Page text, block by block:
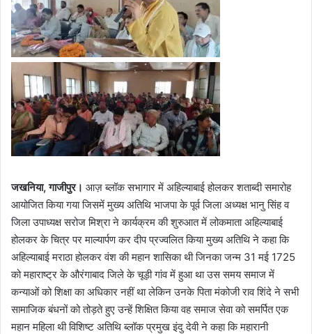
जखनिया, गाजीपुर। आज़ ब्लॉक सभागार में अहिल्याबाई होलकर शताब्दी समारोह
आयोजित किया गया जिसमें मुख्य अतिथि भाजपा के पूर्व जिला अध्यक्ष भानु सिंह व
जिला उपाध्यक्ष सरोज मिश्रा ने कार्यक्रम की शुरुआत में लोकमाता अहिल्याबाई
होलकर के चित्र पर माल्यार्पण कर दीप प्रज्वलित किया मुख्य अतिथि ने कहा कि
अहिल्याबाई मराठा होलकर वंश की महान शासिका थी जिनका जन्म 31 मई 1725
को महाराष्ट्र के औरंगाबाद जिले के चूड़ी गांव में हुआ था उस समय समाज में
कन्याओं को शिक्षा का अधिकार नहीं था लेकिन उनके पिता मंकोजी राव शिंदे ने सभी
सामाजिक बंधनों को तोड़ते हुए उन्हें शिक्षित किया वह समाज सेवा को समर्पित एक
महान महिला थी विशिष्ट अतिथि ब्लॉक प्रमुख इंदु देवी ने कहा कि महारानी